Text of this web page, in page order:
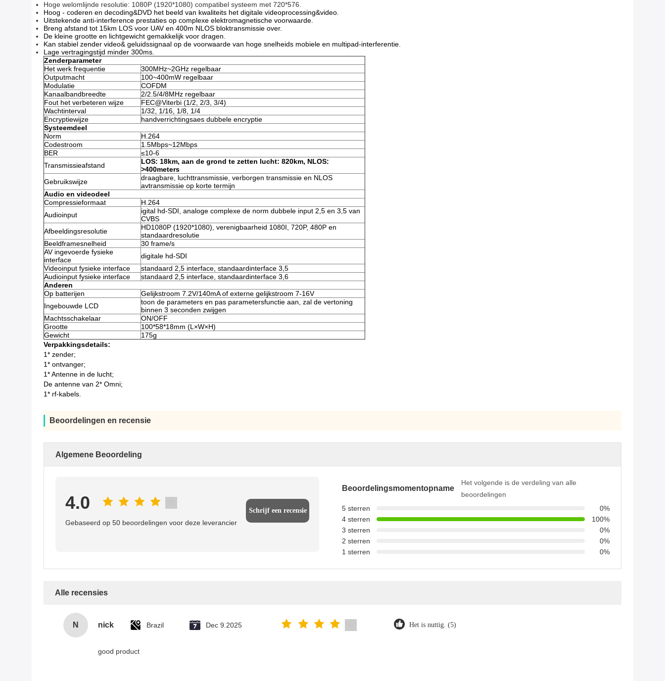
Hoge welomlijnde resolutie: 1080P (1920*1080) compatibel systeem met 720*576.
Hoog - coderen en decoding&DVD het beeld van kwaliteits het digitale videoprocessing&video.
Uitstekende anti-interference prestaties op complexe elektromagnetische voorwaarde.
Breng afstand tot 15km LOS voor UAV en 400m NLOS bloktransmissie over.
De kleine grootte en lichtgewicht gemakkelijk voor dragen.
Kan stabiel zender video& geluidssignaal op de voorwaarde van hoge snelheids mobiele en multipad-interferentie.
Lage vertragingstijd minder 300ms.
Zenderparameter
Het werk frequentie
300MHz~2GHz regelbaar
Outputmacht
100~400mW regelbaar
Modulatie
COFDM
Kanaalbandbreedte
2/2.5/4/8MHz regelbaar
Fout het verbeteren wijze
FEC@Viterbi (1/2, 2/3, 3/4)
Wachtinterval
1/32, 1/16, 1/8, 1/4
Encryptiewijze
handverrichtingsaes dubbele encryptie
Systeemdeel
Norm
H.264
Codestroom
1.5Mbps~12Mbps
BER
≤10-6
Transmissieafstand
LOS: 18km, aan de grond te zetten lucht: 820km, NLOS:
>400meters
Gebruikswijze
draagbare, luchttransmissie, verborgen transmissie en NLOS
avtransmissie op korte termijn
Audio en videodeel
Compressieformaat
H.264
Audioinput
igital hd-SDI, analoge complexe de norm dubbele input 2,5 en 3,5 van
CVBS
Afbeeldingsresolutie
HD1080P (1920*1080), verenigbaarheid 1080I, 720P, 480P en
standaardresolutie
Beeldframesnelheid
30 frame/s
AV ingevoerde fysieke
interface
digitale hd-SDI
Videoinput fysieke interface
standaard 2,5 interface, standaardinterface 3,5
Audioinput fysieke interface
standaard 2,5 interface, standaardinterface 3,6
Anderen
Op batterijen
Gelijkstroom 7.2V/140mA of externe gelijkstroom 7-16V
Ingebouwde LCD
toon de parameters en pas parametersfunctie aan, zal de vertoning
binnen 3 seconden zwijgen
Machtsschakelaar
ON/OFF
Grootte
100*58*18mm (L×W×H)
Gewicht
175g
Verpakkingsdetails:
1* zender;
1* ontvanger;
1* Antenne in de lucht;
De antenne van 2* Omni;
1* rf-kabels.
Beoordelingen en recensie
Algemene Beoordeling
4.0
Gebaseerd op 50 beoordelingen voor deze leverancier
Schrijf een recensie
Beoordelingsmomentopname
Het volgende is de verdeling van alle
beoordelingen
5 sterren
0%
4 sterren
100%
3 sterren
0%
2 sterren
0%
1 sterren
0%
Alle recensies
N nick Brazil Dec 9.2025 Het is nuttig. (5)
good product